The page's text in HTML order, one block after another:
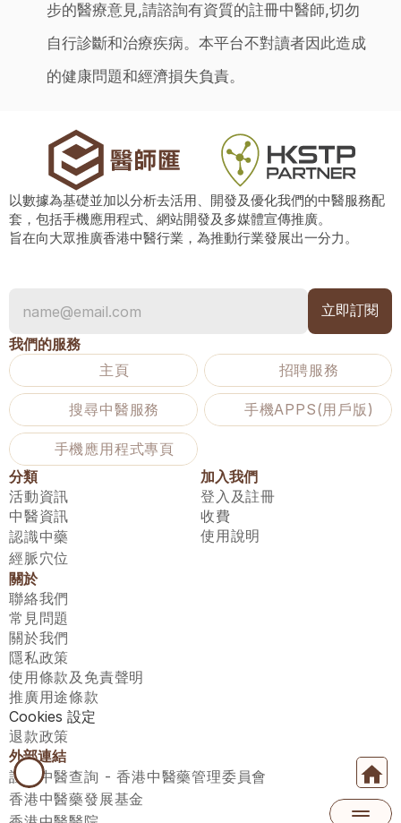
步的醫療意見,請諮詢有資質的註冊中醫師,切勿
自行診斷和治療疾病。本平台不對讀者因此造成
的健康問題和經濟損失負責。
以數據為基礎並加以分析去活用、開發及優化我們的中醫服務配
套，包括手機應用程式、網站開發及多媒體宣傳推廣。
旨在向大眾推廣香港中醫行業，為推動行業發展出一分力。
我們的服務
主頁
招聘服務
搜尋中醫服務 手機APPS(用戶版)
手機應用程式專頁
分類
活動資訊
中醫資訊
認識中藥
經脈穴位
加入我們
登入及註冊
收費
使用說明
關於
聯絡我們
常見問題
關於我們
隱私政策
使用條款及免責聲明
推廣用途條款
Cookies 設定
退款政策
外部連結
註冊中醫查詢 - 香港中醫藥管理委員會
香港中醫藥發展基金